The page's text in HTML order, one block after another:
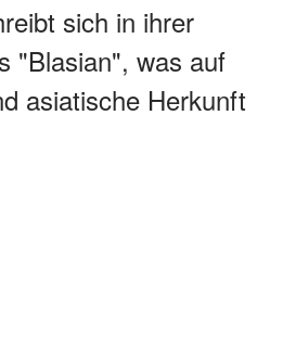
sich in ihrer
"Blasian", was auf
asiatische Herkunft